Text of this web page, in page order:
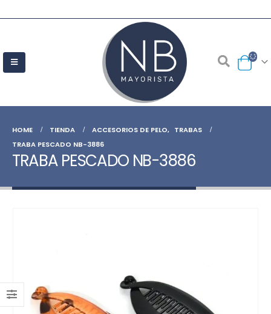
HOME TIENDA ACCESORIOS DE PELO, TRABAS
TRABA PESCADO NB-3886
TRABA PESCADO NB-3886